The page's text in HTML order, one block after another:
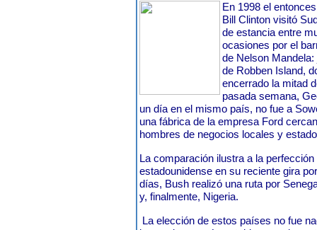
En 1998 el
Bill Clinton visitó
de estancia entre
ocasiones por el
de Nelson
de Robben Island,
encerrado la mitad
pasada semana,
un día en el mismo país, no fue a
una fábrica de la empresa Ford
hombres de negocios locales y
La comparación ilustra a la
estadounidense en su reciente gira
días, Bush realizó una ruta por
y, finalmente, Nigeria.
La elección de estos países no fue